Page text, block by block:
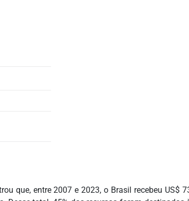
que, entre 2007 e 2023, o Brasil recebeu US$